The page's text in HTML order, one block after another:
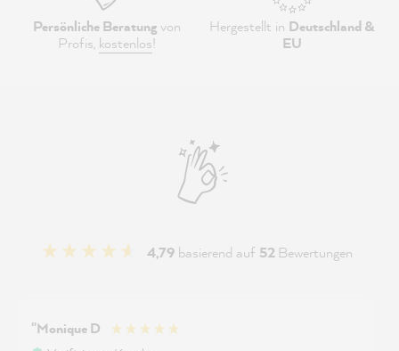
Persönliche Beratungvon
Profis, kostenlos!
Hergestellt in Deutschland &
EU
4,79 basierend auf 52 Bewertungen
"Monique D